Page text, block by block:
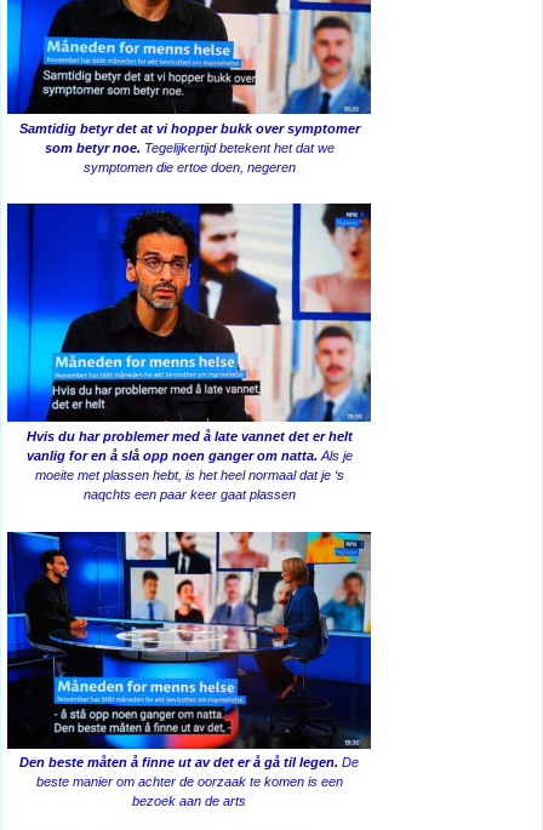
Samtidig betyr det at vi hopper bukk over symptomer
som betyr noe. Tegelijkertijd betekent het dat we
symptomen die ertoe doen, negeren
Hvis du har problemer med å late vannet det er helt
vanlig for en å slå opp noen ganger om natta. Als je
moeite met plassen hebt, is het heel normaal dat je ‘s
naqchts een paar keer gaat plassen
Den beste måten å finne ut av det er å gå til legen. De
beste manier om achter de oorzaak te komen is een
bezoek aan de arts